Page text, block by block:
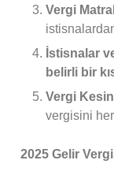
Vergi
İstisnalar
belirli bir
Vergi
vergisini
2025 Gelir